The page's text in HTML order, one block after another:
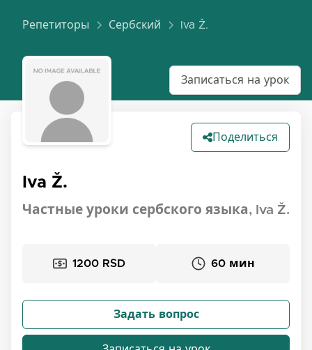
Репетиторы Сербский Iva Ž.
Записаться на урок
Поделиться
Iva Ž.
Частные уроки сербского языка, Iva Ž.
1200 RSD 60 мин
Задать вопрос